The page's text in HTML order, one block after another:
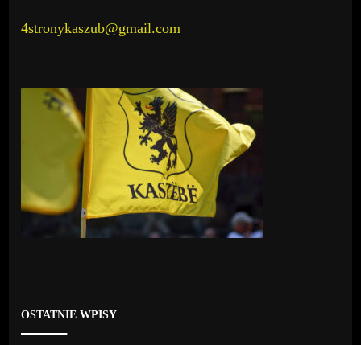
4stronykaszub@gmail.com
OSTATNIE WPISY